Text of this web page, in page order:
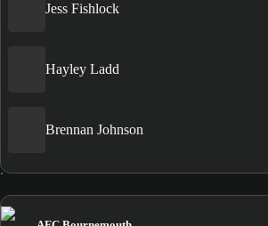
Jess Fishlock
Hayley Ladd
Brennan Johnson